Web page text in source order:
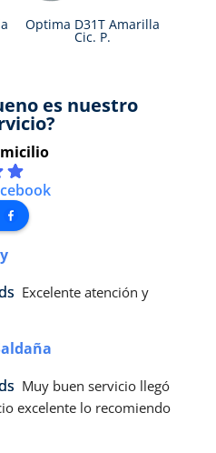
Optima D31T Amarilla
Cic. P.
es nuestro
Excelente atención y
Muy buen servicio llegó
excelente lo recomiendo